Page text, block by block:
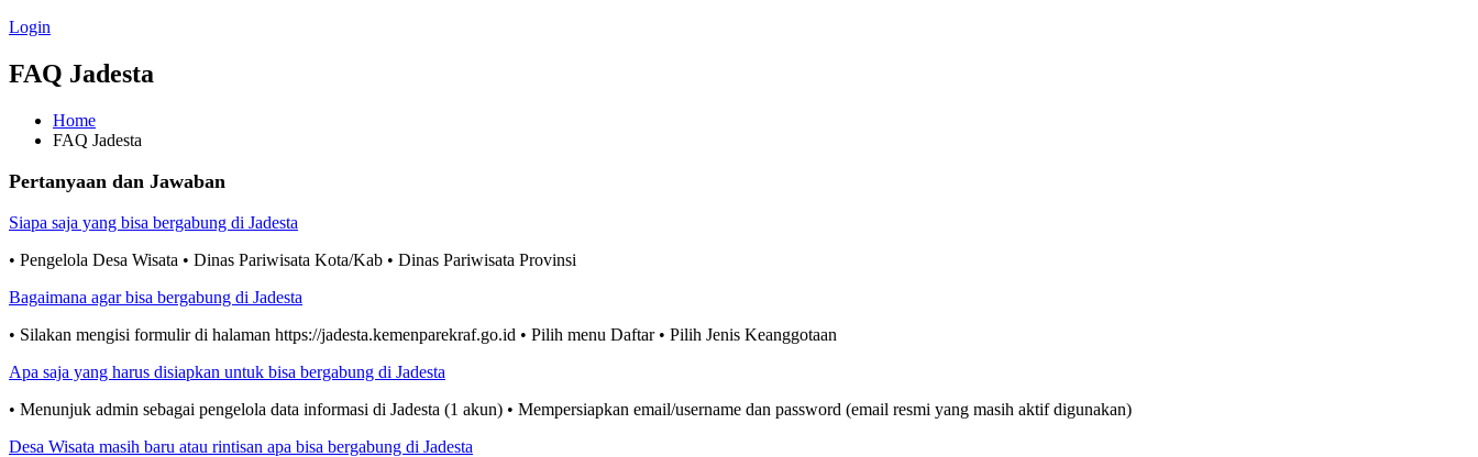
Login
FAQ Jadesta
Home
FAQ Jadesta
Pertanyaan dan Jawaban
Siapa saja yang bisa bergabung di Jadesta
• Pengelola Desa Wisata • Dinas Pariwisata Kota/Kab • Dinas Pariwisata Provinsi
Bagaimana agar bisa bergabung di Jadesta
• Silakan mengisi formulir di halaman https://jadesta.kemenparekraf.go.id • Pilih menu Daftar • Pilih Jenis Keanggotaan
Apa saja yang harus disiapkan untuk bisa bergabung di Jadesta
• Menunjuk admin sebagai pengelola data informasi di Jadesta (1 akun) • Mempersiapkan email/username dan password (email resmi yang masih aktif digunakan)
Desa Wisata masih baru atau rintisan apa bisa bergabung di Jadesta